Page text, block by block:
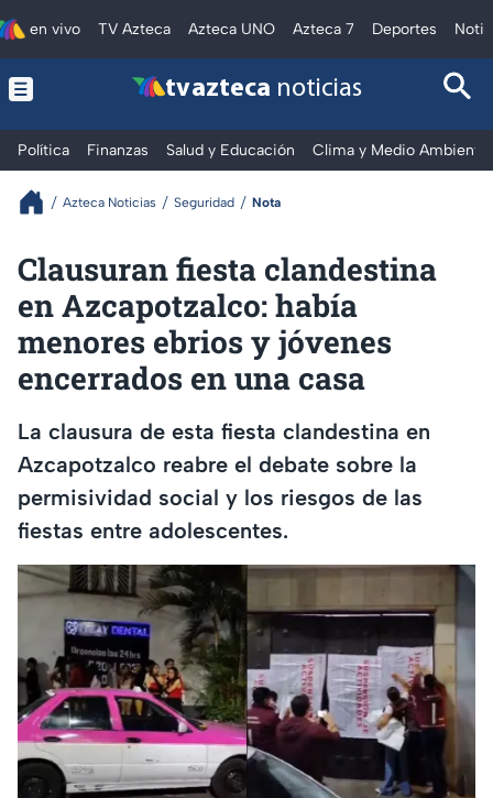
en vivo TV Azteca Azteca UNO Azteca 7 Deportes
tv azteca noticias
Política Finanzas Salud y Educación Clima y Medio Ambiente
Azteca Noticias Seguridad Nota
Clausuran fiesta clandestina
en Azcapotzalco: había
menores ebrios y jóvenes
encerrados en una casa
La clausura de esta fiesta clandestina en
Azcapotzalco reabre el debate sobre la
permisividad social y los riesgos de las
fiestas entre adolescentes.